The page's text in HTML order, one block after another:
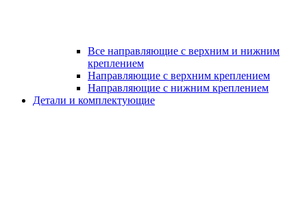
Все направляющие с верхним и нижним
креплением
Направляющие с верхним креплением
Направляющие с нижним креплением
Детали и комплектующие